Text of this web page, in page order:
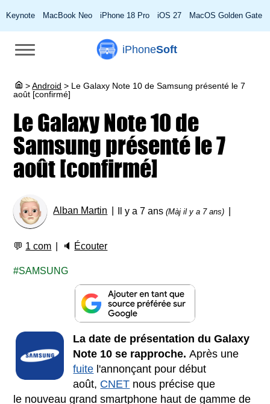
Keynote MacBook Neo iPhone 18 Pro iOS 27 MacOS Golden Gate
iPhoneSoft
> Android > Le Galaxy Note 10 de Samsung présenté le 7
août [confirmé]
Le Galaxy Note 10 de
Samsung présenté le 7
août [confirmé]
Alban Martin Il y a 7 ans(Màj il y a 7 ans)
💬 1 com 🔈 Écouter
SAMSUNG
La date de présentation du Galaxy
Note 10 se rapproche.Après une
fuite l'annonçant pour début
août, CNET nous précise que
le nouveau grand smartphone haut de gamme de